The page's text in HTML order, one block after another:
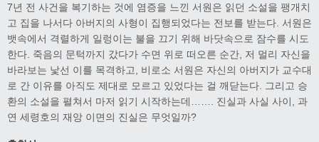
7년 전 사건을 복기하는 것에 염증을 느낀 서원은 읽던 소설을 팽개치
고 집을 나서다 아버지의 사형이 집행되었다는 전보를 받는다. 서원은
뱃속에서 격렬하게 일렁이는 불을 끄기 위해 바닷속으로 잠수를 시도
한다. 죽음의 문턱까지 갔다가 수면 위로 떠오른 순간, 저 멀리 자신을
바라보는 낯선 이를 목격하고, 비로소 서원은 자신의 아버지가 교수대
로 간 이유를 아직도 제대로 모르고 있었다는 걸 깨닫는다. 그리고 승
환의 소설을 펼쳐서 마저 읽기 시작하는데……. 진실과 사실 사이, 과
연 세령호의 재앙 이면의 진실은 무엇일까?